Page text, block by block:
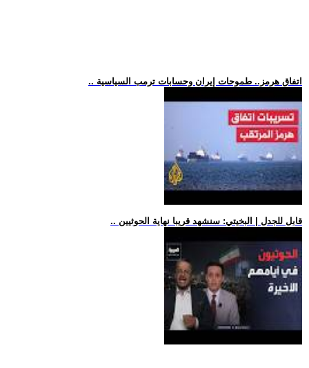
.. اتفاق هرمز.. طموحات إيران وحسابات ترمب السياسية
.. قابل للجدل | البخيتي: سنشهد قريبا نهاية الحوثيين